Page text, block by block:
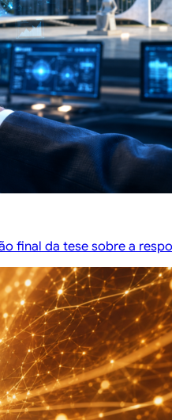
final da tese sobre a